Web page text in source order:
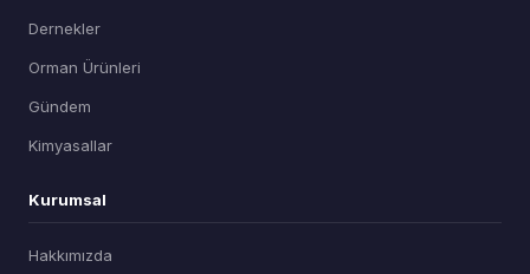
Dernekler
Orman Ürünleri
Gündem
Kimyasallar
Kurumsal
Hakkımızda